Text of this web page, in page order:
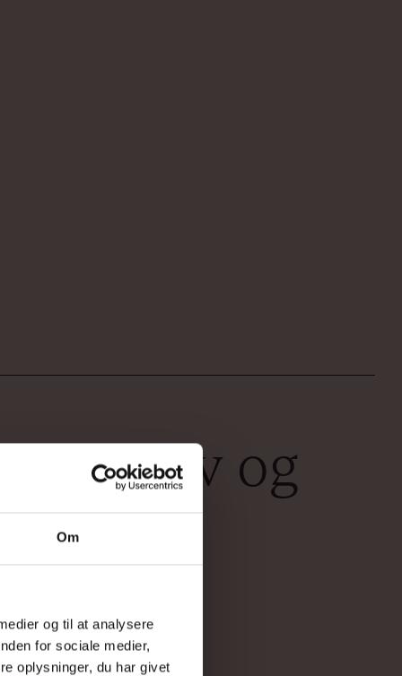
Om
og til at analysere
for sociale medier,
oplysninger, du har givet
Mød Liv og
Louise